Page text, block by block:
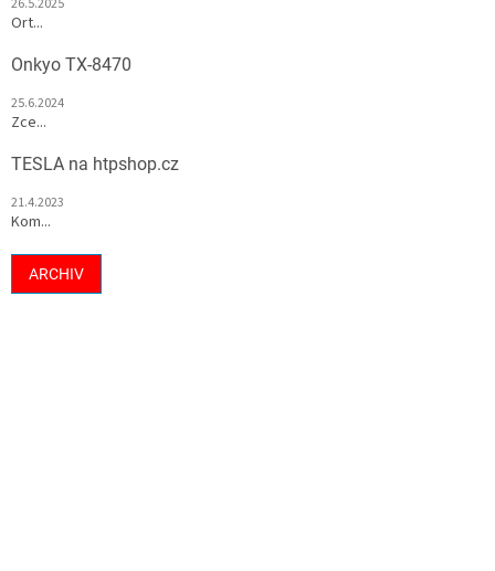
26.5.2025
Ort...
Onkyo TX-8470
25.6.2024
Zce...
TESLA na htpshop.cz
21.4.2023
Kom...
ARCHIV